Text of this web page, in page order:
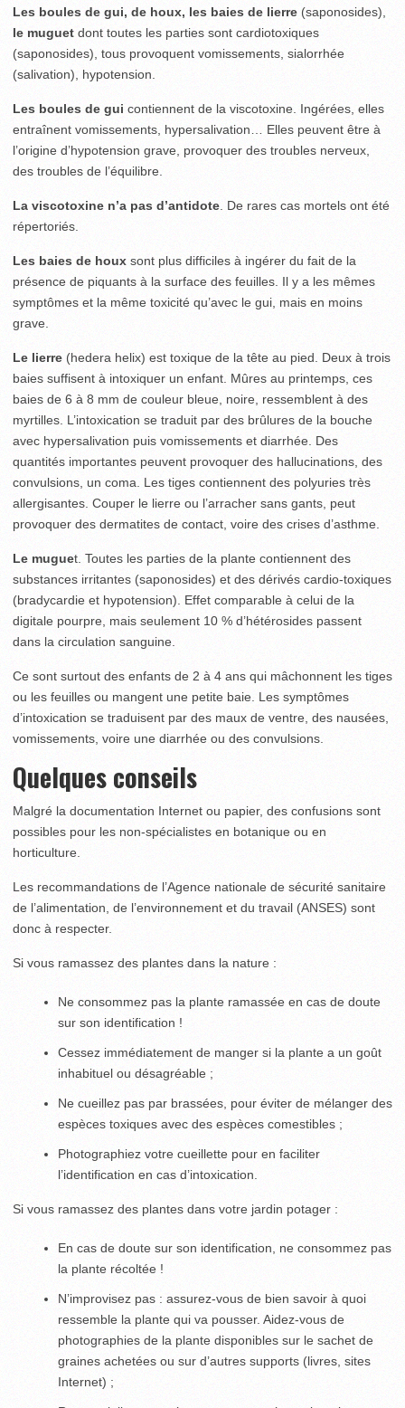
Les boules de gui, de houx, les baies de lierre (saponosides),
le muguet dont toutes les parties sont cardiotoxiques
(saponosides), tous provoquent vomissements, sialorrhée
(salivation), hypotension.
Les boules de gui contiennent de la viscotoxine. Ingérées, elles
entraînent vomissements, hypersalivation… Elles peuvent être à
l’origine d’hypotension grave, provoquer des troubles nerveux,
des troubles de l’équilibre.
La viscotoxine n’a pas d’antidote . De rares cas mortels ont été
répertoriés.
Les baies de houx sont plus difficiles à ingérer du fait de la
présence de piquants à la surface des feuilles. Il y a les mêmes
symptômes et la même toxicité qu’avec le gui, mais en moins
grave.
Le lierre (hedera helix) est toxique de la tête au pied. Deux à trois
baies suffisent à intoxiquer un enfant. Mûres au printemps, ces
baies de 6 à 8 mm de couleur bleue, noire, ressemblent à des
myrtilles. L’intoxication se traduit par des brûlures de la bouche
avec hypersalivation puis vomissements et diarrhée. Des
quantités importantes peuvent provoquer des hallucinations, des
convulsions, un coma. Les tiges contiennent des polyuries très
allergisantes. Couper le lierre ou l’arracher sans gants, peut
provoquer des dermatites de contact, voire des crises d’asthme.
Le muguet. Toutes les parties de la plante contiennent des
substances irritantes (saponosides) et des dérivés cardio-toxiques
(bradycardie et hypotension). Effet comparable à celui de la
digitale pourpre, mais seulement 10 % d’hétérosides passent
dans la circulation sanguine.
Ce sont surtout des enfants de 2 à 4 ans qui mâchonnent les tiges
ou les feuilles ou mangent une petite baie. Les symptômes
d’intoxication se traduisent par des maux de ventre, des nausées,
vomissements, voire une diarrhée ou des convulsions.
Quelques conseils
Malgré la documentation Internet ou papier, des confusions sont
possibles pour les non-spécialistes en botanique ou en
horticulture.
Les recommandations de l’Agence nationale de sécurité sanitaire
de l’alimentation, de l’environnement et du travail (ANSES) sont
donc à respecter.
Si vous ramassez des plantes dans la nature :
Ne consommez pas la plante ramassée en cas de doute
sur son identification !
Cessez immédiatement de manger si la plante a un goût
inhabituel ou désagréable ;
Ne cueillez pas par brassées, pour éviter de mélanger des
espèces toxiques avec des espèces comestibles ;
Photographiez votre cueillette pour en faciliter
l’identification en cas d’intoxication.
Si vous ramassez des plantes dans votre jardin potager :
En cas de doute sur son identification, ne consommez pas
la plante récoltée !
N’improvisez pas : assurez-vous de bien savoir à quoi
ressemble la plante qui va pousser. Aidez-vous de
photographies de la plante disponibles sur le sachet de
graines achetées ou sur d’autres supports (livres, sites
Internet) ;